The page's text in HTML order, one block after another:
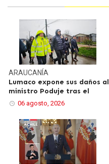
ARAUCANÍA
Lumaco expone sus daños al
ministro Poduje tras el
06 agosto, 2026